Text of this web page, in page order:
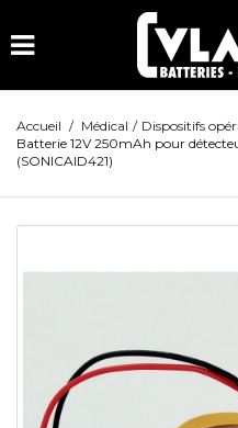
Accueil / Médical / Dispositifs
Batterie 12V 250mAh pour
(SONICAID421)